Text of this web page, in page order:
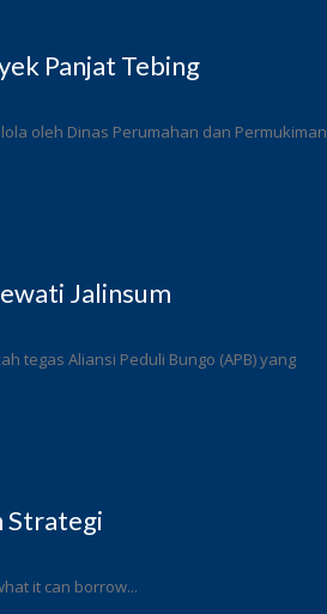
Panjat Tebing
oleh Dinas Perumahan dan Permukiman
Jalinsum
tegas Aliansi Peduli Bungo (APB) yang
Strategi
it can borrow...